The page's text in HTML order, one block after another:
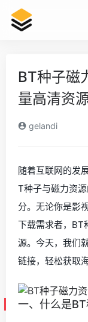
BT种子磁
量高清资
gelandi
随着互联网的发
T种子与磁力资
分。无论你是影
下载需求者，BT
源。今天，我们
链接，轻松获取
一、什么是BT